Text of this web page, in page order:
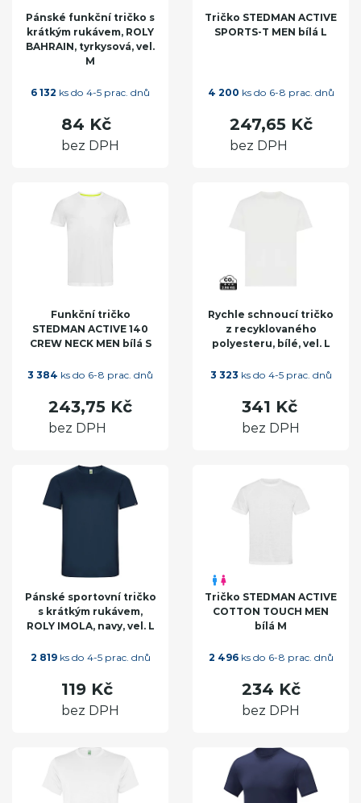
Pánské funkční tričko s
krátkým rukávem, ROLY
BAHRAIN, tyrkysová, vel.
M
6 132 ks do 4-5 prac. dnů
84 Kč
bez DPH
Tričko STEDMAN ACTIVE
SPORTS-T MEN bílá L
4 200 ks do 6-8 prac. dnů
247,65 Kč
bez DPH
Funkční tričko
STEDMAN ACTIVE 140
CREW NECK MEN bílá S
3 384 ks do 6-8 prac. dnů
243,75 Kč
bez DPH
Rychle schnoucí tričko
z recyklovaného
polyesteru, bílé, vel. L
3 323 ks do 4-5 prac. dnů
341 Kč
bez DPH
Pánské sportovní tričko
s krátkým rukávem,
ROLY IMOLA, navy, vel. L
2 819ks do 4-5 prac. dnů
119 Kč
bez DPH
Tričko STEDMAN ACTIVE
COTTON TOUCH MEN
bílá M
2 496ks do 6-8 prac. dnů
234 Kč
bez DPH